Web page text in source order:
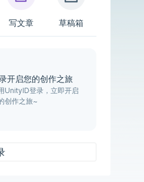
写文章 草稿箱
开启您的创作之旅
UnityID登录，立即开启
创作之旅~